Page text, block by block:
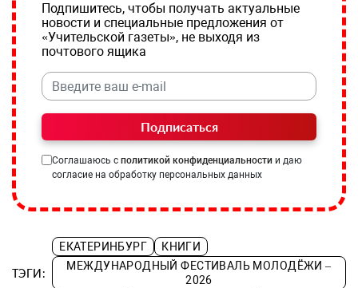
Подпишитесь, чтобы получать актуальные
новости и специальные предложения от
«Учительской газеты», не выходя из
почтового ящика
Подписаться
Соглашаюсь с политикой конфиденциальности и даю
согласие на обработку персональных данных
ТЭГИ:
ЕКАТЕРИНБУРГ
КНИГИ
МЕЖДУНАРОДНЫЙ ФЕСТИВАЛЬ МОЛОДЁЖИ –
2026